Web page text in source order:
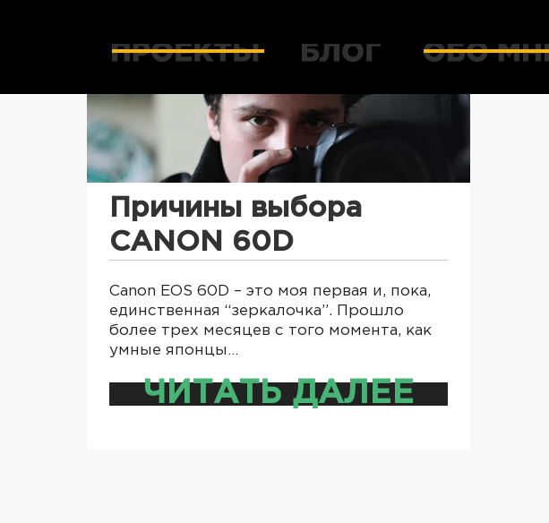
Причины выбора
CANON 60D
Canon EOS 60D – это моя первая и, пока,
единственная “зеркалочка”. Прошло
более трех месяцев с того момента, как
умные японцы…
ЧИТАТЬ ДАЛЕЕ